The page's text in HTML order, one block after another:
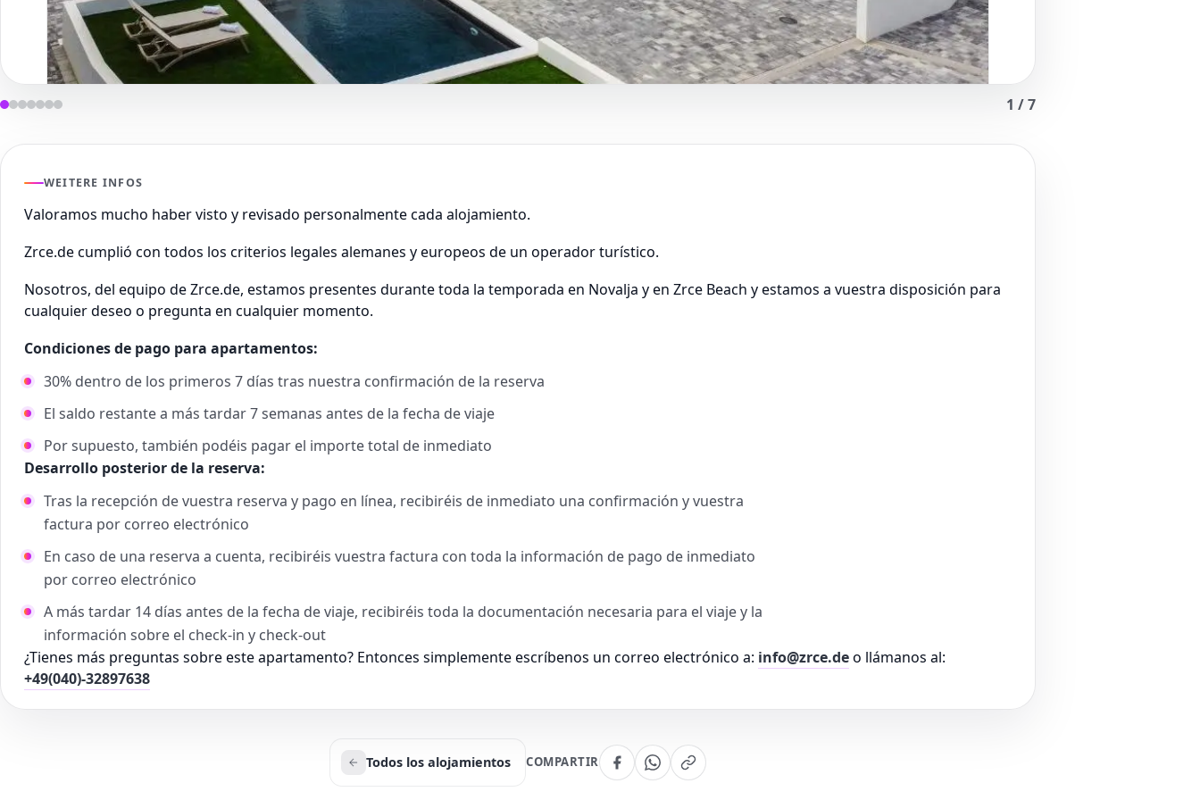
1 /7
WEITERE INFOS
Valoramos mucho haber visto y revisado personalmente cada alojamiento.
Zrce.de cumplió con todos los criterios legales alemanes y europeos de un operador turístico.
Nosotros, del equipo de Zrce.de, estamos presentes durante toda la temporada en Novalja y en Zrce Beach y estamos a vuestra disposición para
cualquier deseo o pregunta en cualquier momento.
Condiciones de pago para apartamentos:
30% dentro de los primeros 7 días tras nuestra confirmación de la reserva
El saldo restante a más tardar 7 semanas antes de la fecha de viaje
Por supuesto, también podéis pagar el importe total de inmediato
Desarrollo posterior de la reserva:
Tras la recepción de vuestra reserva y pago en línea, recibiréis de inmediato una confirmación y vuestra
factura por correo electrónico
En caso de una reserva a cuenta, recibiréis vuestra factura con toda la información de pago de inmediato
por correo electrónico
A más tardar 14 días antes de la fecha de viaje, recibiréis toda la documentación necesaria para el viaje y la
información sobre el check-in y check-out
¿Tienes más preguntas sobre este apartamento? Entonces simplemente escríbenos un correo electrónico a: info@zrce.deo llámanos al:
+49(040)-32897638
Todos los alojamientos COMPARTIR